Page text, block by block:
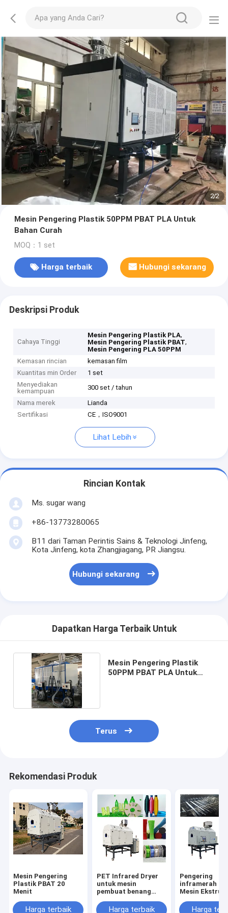
2/2
Mesin Pengering Plastik 50PPM PBAT PLA Untuk
Bahan Curah
MOQ：1 set
Harga terbaik Hubungi sekarang
Deskripsi Produk
Cahaya Tinggi
Mesin Pengering Plastik PLA,
Mesin Pengering Plastik PBAT,
Mesin Pengering PLA 50PPM
Kemasan rincian
kemasan film
Kuantitas min Order
1 set
Menyediakan
kemampuan
300 set / tahun
Nama merek
Lianda
Sertifikasi
CE，ISO9001
Lihat Lebih
Rincian Kontak
Ms. sugar wang
+86-13773280065
B11 dari Taman Perintis Sains & Teknologi Jinfeng,
Kota Jinfeng, kota Zhangjiagang, PR Jiangsu.
Hubungi sekarang
Dapatkan Harga Terbaik Untuk
Mesin Pengering Plastik
50PPM PBAT PLA Untuk
Terus
Rekomendasi Produk
Mesin Pengering
Plastik PBAT 20
Menit
Harga terbaik
PET Infrared Dryer
untuk mesin
pembuat benang
peliharaan, 50ppm,
Harga terbaik
Pengering
inframerah
Mesin Ekstrusi
Plastik PET,
Harga